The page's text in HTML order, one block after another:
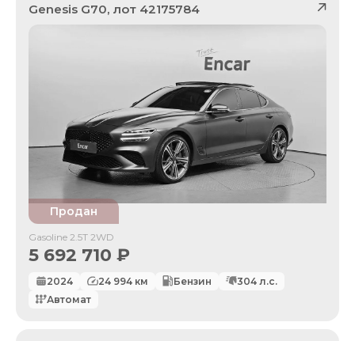
Genesis G70, лот 42175784
Продан
Gasoline 2.5T 2WD
5 692 710 ₽
2024 24 994 км Бензин 304 л.с.
Автомат